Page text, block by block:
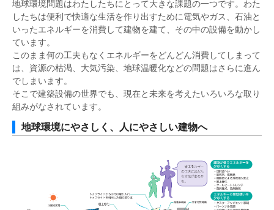
地球環境問題はわたしたちにとって大きな課題の一つです。わた
したちは便利で快適な生活を作り出すために電気やガス、石油と
いったエネルギーを消費して建物を建て、その中の設備を動かし
ています。
このまま何の工夫もなくエネルギーをどんどん消費してしまって
は、資源の枯渇、大気汚染、地球温暖化などの問題はさらに進ん
でしまいます。
そこで建築設備の世界でも、現在と未来を考えたいろいろな取り
組みがなされています。
地球環境にやさしく、人にやさしい建物へ